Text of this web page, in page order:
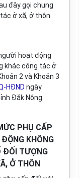
đây gọi chung
ở xã, ở thôn
hoạt động
khác công tác ở
2 và Khoản 3
HĐND ngày
Đắk Nông.
PHỤ CẤP
KHÔNG
ĐỐI TƯỢNG
Ở THÔN